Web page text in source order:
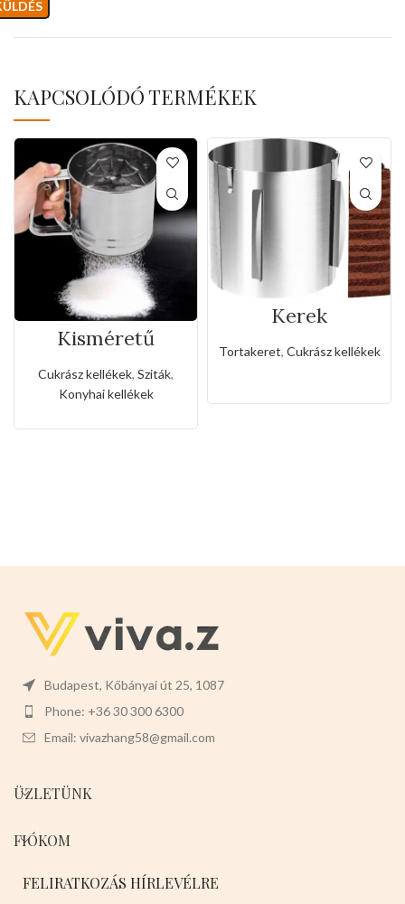
KAPCSOLÓDÓ TERMÉKEK
Kisméretű
rozsdamentes
liszt,porcukor
szóró
Cukrász kellékek, Sziták,
Konyhai kellékek
Kerek
állítható
sütőkeret-20cm
Tortakeret, Cukrász kellékek
Budapest, Kőbányai út 25, 1087
Phone: +36 30 300 6300
Email: vivazhang58@gmail.com
ÜZLETÜNK
FIÓKOM
FELIRATKOZÁS HÍRLEVÉLRE